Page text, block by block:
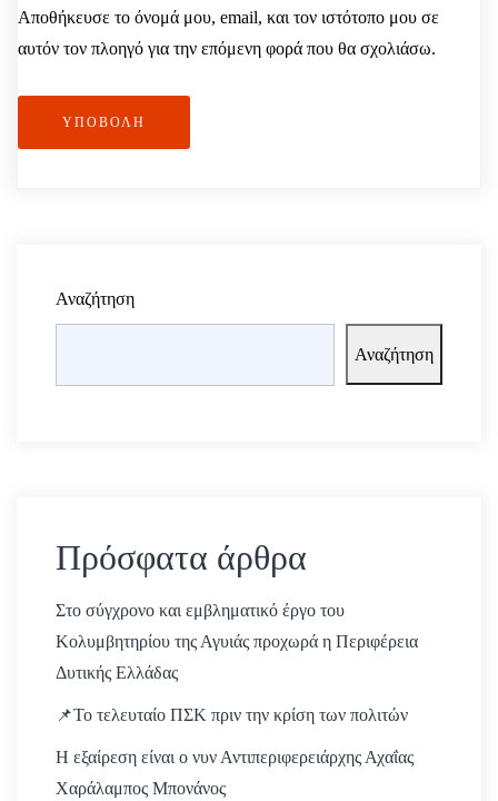
Αποθήκευσε το όνομά μου, email, και τον ιστότοπο μου σε
αυτόν τον πλοηγό για την επόμενη φορά που θα σχολιάσω.
ΥΠΟΒΟΛΉ
Αναζήτηση
Αναζήτηση
Πρόσφατα άρθρα
Στο σύγχρονο και εμβληματικό έργο του
Κολυμβητηρίου της Αγυιάς προχωρά η Περιφέρεια
Δυτικής Ελλάδας
📌Το τελευταίο ΠΣΚ πριν την κρίση των πολιτών
Η εξαίρεση είναι ο νυν Αντιπεριφερειάρχης Αχαΐας
Χαράλαμπος Μπονάνος